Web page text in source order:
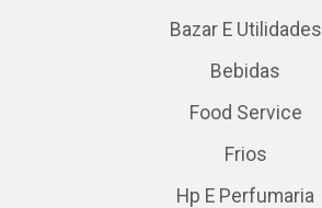
Bazar E Utilidades
Bebidas
Food Service
Frios
Hp E Perfumaria